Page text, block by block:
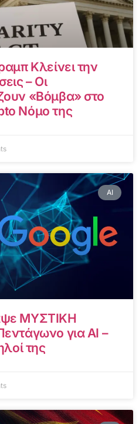
Κλείνει την
– Οι
«Βόμβα» στο
Νόμο της
AI
ΜΥΣΤΙΚΗ
για AI –
της